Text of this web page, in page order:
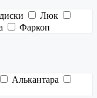
Люк
Фаркоп
Алькантара